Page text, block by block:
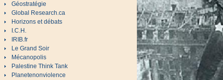
Géostratégie
Global Research.ca
Horizons et débats
I.C.H.
IRIB.fr
Le Grand Soir
Mécanopolis
Palestine Think Tank
Planetenonviolence